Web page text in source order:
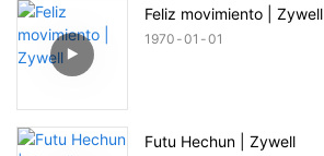
Feliz movimiento | Zywell
1970 01 01
Futu Hechun | Zywell